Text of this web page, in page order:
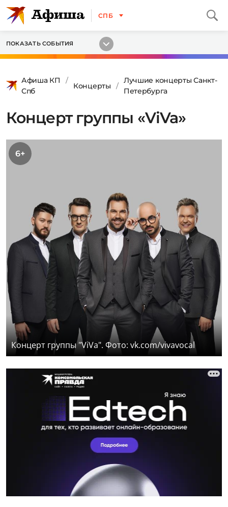
СПБ
ПОКАЗАТЬ СОБЫТИЯ
Афиша КП
Спб
Концерты
Лучшие концерты Санкт-
Петербурга
Концерт группы «ViVa»
6+
Концерт группы "ViVa". Фото: vk.com/vivavocal